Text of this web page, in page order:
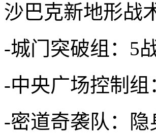
沙巴克新地形战
-城门突破组：5
-中央广场控制
-密道奇袭队：